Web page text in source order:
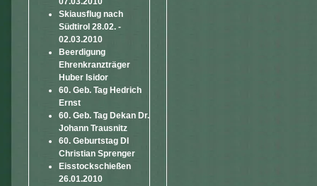
Skiausflug nach
Südtirol 28.02. -
02.03.2010
Beerdigung
Ehrenkranzträger
Huber Isidor
60. Geb. Tag Hedrich
Ernst
60. Geb. Tag Dekan Dr.
Johann Trausnitz
60. Geburtstag DI
Christian Sprenger
Eisstockschießen
26.01.2010